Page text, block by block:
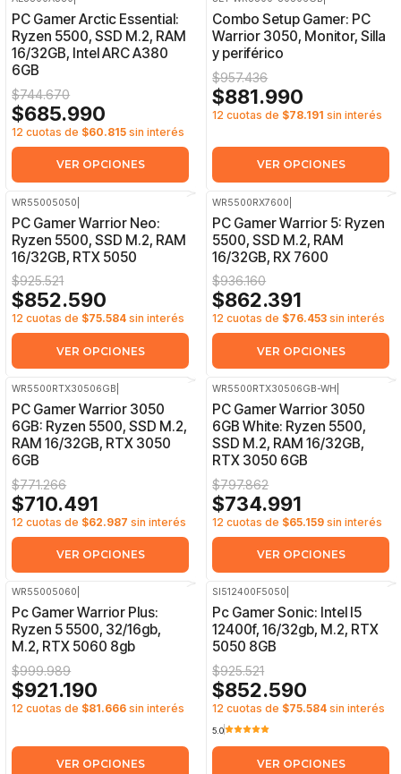
PC Gamer Arctic Essential:
Ryzen 5500, SSD M.2, RAM
16/32GB, Intel ARC A380
6GB
$744.670
$685.990
12 cuotas de $60.815 sin interés
VER OPCIONES
Combo Setup Gamer: PC
Warrior 3050, Monitor, Silla
y periférico
$957.436
$881.990
12 cuotas de $78.191 sin interés
VER OPCIONES
WR55005050
PC Gamer Warrior Neo:
Ryzen 5500, SSD M.2, RAM
16/32GB, RTX 5050
$925.521
$852.590
12 cuotas de $75.584 sin interés
VER OPCIONES
WR5500RX7600
PC Gamer Warrior 5: Ryzen
5500, SSD M.2, RAM
16/32GB, RX 7600
$936.160
$862.391
12 cuotas de $76.453 sin interés
VER OPCIONES
WR5500RTX30506GB
PC Gamer Warrior 3050
6GB: Ryzen 5500, SSD M.2,
RAM 16/32GB, RTX 3050
6GB
$771.266
$710.491
12 cuotas de $62.987 sin interés
VER OPCIONES
WR5500RTX30506GB-WH
PC Gamer Warrior 3050
6GB White: Ryzen 5500,
SSD M.2, RAM 16/32GB,
RTX 3050 6GB
$797.862
$734.991
12 cuotas de $65.159 sin interés
VER OPCIONES
WR55005060
Pc Gamer Warrior Plus:
Ryzen 5 5500, 32/16gb,
M.2, RTX 5060 8gb
$999.989
$921.190
12 cuotas de $81.666 sin interés
VER OPCIONES
SI512400F5050
Pc Gamer Sonic: Intel I5
12400f, 16/32gb, M.2, RTX
5050 8GB
$925.521
$852.590
12 cuotas de $75.584 sin interés
5.0
VER OPCIONES